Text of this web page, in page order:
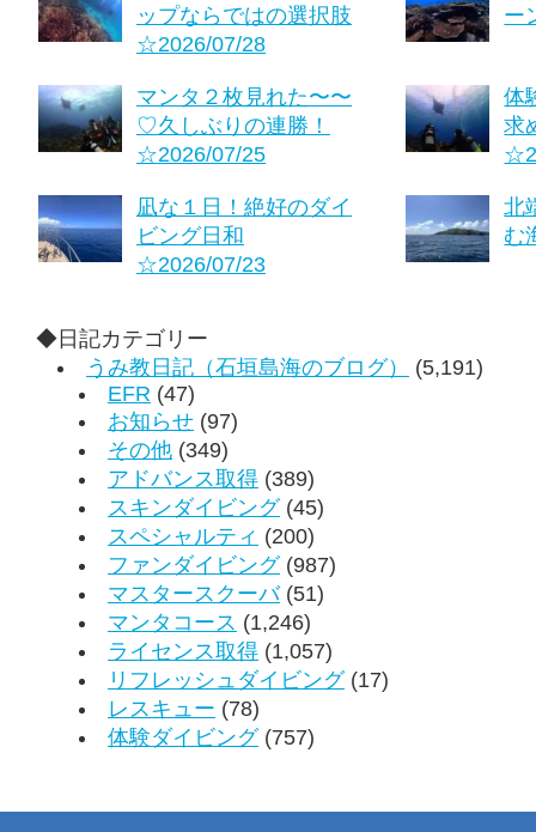
ップならではの選択肢
☆2026/07/28
ー
マンタ２枚見れた〜〜
♡久しぶりの連勝！
☆2026/07/25
体
求
凪な１日！絶好のダイ
ビング日和
☆2026/07/23
北
む
◆日記カテゴリー
うみ教日記（石垣島海のブログ）
(5,191)
EFR (47)
お知らせ (97)
その他 (349)
アドバンス取得 (389)
スキンダイビング(45)
スペシャルティ (200)
ファンダイビング(987)
マスタースクーバ(51)
マンタコース (1,246)
ライセンス取得 (1,057)
リフレッシュダイビング(17)
レスキュー (78)
体験ダイビング(757)